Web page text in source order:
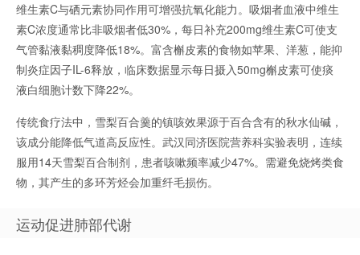
维生素C与硒元素协同作用可增强抗氧化能力。吸烟者血液中维生
素C浓度通常比非吸烟者低30%，每日补充200mg维生素C可使支
气管黏液黏稠度降低18%。富含槲皮素的食物如苹果、洋葱，能抑
制炎症因子IL-6释放，临床数据显示每日摄入50mg槲皮素可使痰
液白细胞计数下降22%。
传统食疗法中，雪梨百合羹的镇咳效果源于百合含有的秋水仙碱，
该成分能降低气道高反应性。武汉同济医院营养科实验表明，连续
服用14天雪梨百合制剂，患者咳嗽频率减少47%。需避免烧烤类食
物，其产生的多环芳烃会加重纤毛损伤。
运动促进肺部代谢